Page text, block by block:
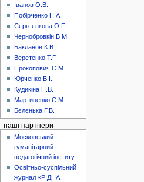
Іванов О.В.
Побірченко Н.А.
Сєргєєнкова О.П.
Чернобровкін В.М.
Бакланов К.В.
Веретенко Т.Г.
Прокопович Є.М.
Юрченко В.І.
Кудикіна Н.В.
Мартиненко С.М.
Бєлєнька Г.В.
наші партнери
Московський
гуманітарний
педагогічний інститут
Освітньо-суспільний
журнал «РІДНА